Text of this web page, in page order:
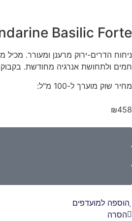
Basilic Forte
ניחוח הדרים-ירוק מרענן ומעורר. מכיל
חמים ולתחושת אנרגיה מחודשת. בקבוק
מחיר שוק מוערך ל-100 מ"ל:
₪458
הוספה למועדפים
הסרה